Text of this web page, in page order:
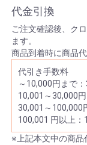
代金引換
ご注文確認後、ク
ます。
商品到着時に商品
代引き手数料
～10,000円まで
10,001～30,000
30,001～100,000
100,001 円以上：
※上記本文中の商